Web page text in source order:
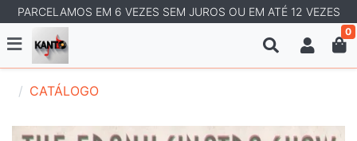
PARCELAMOS EM 6 VEZES SEM JUROS OU EM ATÉ 12 VEZES
0
CATÁLOGO